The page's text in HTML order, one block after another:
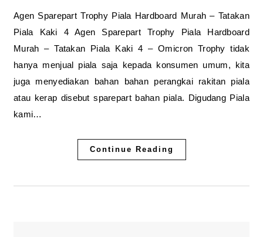
Agen Sparepart Trophy Piala Hardboard Murah – Tatakan
Piala Kaki 4 Agen Sparepart Trophy Piala Hardboard
Murah – Tatakan Piala Kaki 4 – Omicron Trophy tidak
hanya menjual piala saja kepada konsumen umum, kita
juga menyediakan bahan bahan perangkai rakitan piala
atau kerap disebut sparepart bahan piala. Digudang Piala
kami…
Continue Reading